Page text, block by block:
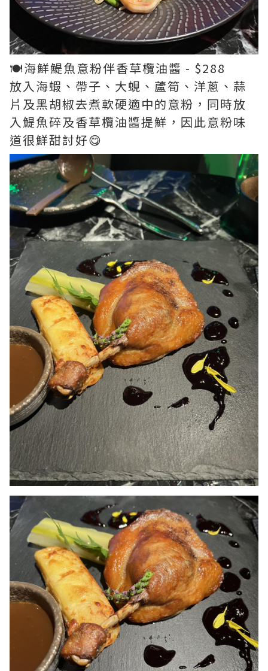
🍽️海鮮鯷魚意粉伴香草欖油醬 - $288
放入海蝦、帶子、大蜆、蘆筍、洋蔥、蒜
片及黑胡椒去煮軟硬適中的意粉，同時放
入鯷魚碎及香草欖油醬提鮮，因此意粉味
道很鮮甜討好😋